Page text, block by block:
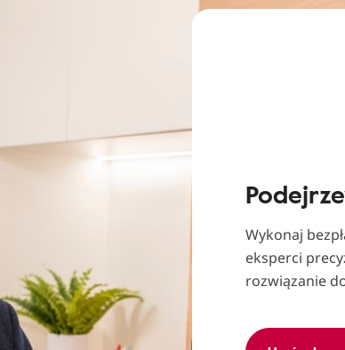
Wykonaj
eksperci
rozwiązanie